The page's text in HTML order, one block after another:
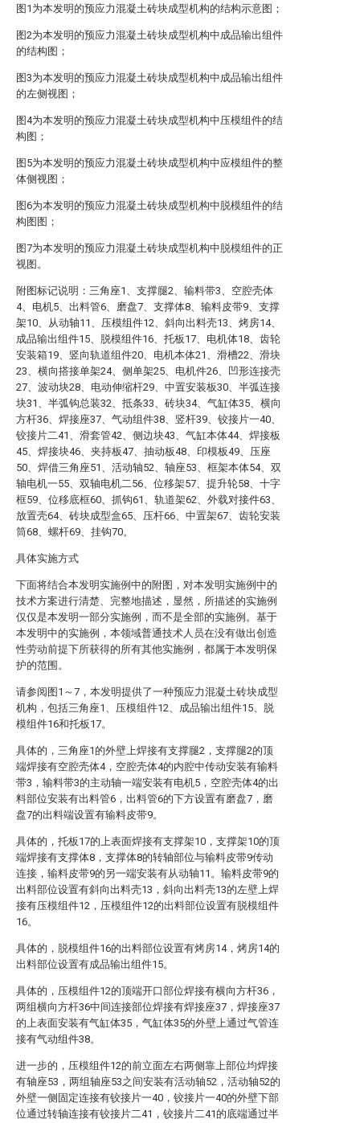
图1为本发明的预应力混凝土砖块成型机构的结构示意图；
图2为本发明的预应力混凝土砖块成型机构中成品输出组件
的结构图；
图3为本发明的预应力混凝土砖块成型机构中成品输出组件
的左侧视图；
图4为本发明的预应力混凝土砖块成型机构中压模组件的结
构图；
图5为本发明的预应力混凝土砖块成型机构中应模组件的整
体侧视图；
图6为本发明的预应力混凝土砖块成型机构中脱模组件的结
构图图；
图7为本发明的预应力混凝土砖块成型机构中脱模组件的正
视图。
附图标记说明：三角座1、支撑腿2、输料带3、空腔壳体
4、电机5、出料管6、磨盘7、支撑体8、输料皮带9、支撑
架10、从动轴11、压模组件12、斜向出料壳13、烤房14、
成品输出组件15、脱模组件16、托板17、电机体18、齿轮
安装箱19、竖向轨道组件20、电机本体21、滑槽22、滑块
23、横向搭接单架24、侧单架25、电机件26、凹形连接壳
27、波动块28、电动伸缩杆29、中置安装板30、半弧连接
块31、半弧钩总装32、抵条33、砖块34、气缸体35、横向
方杆36、焊接座37、气动组件38、竖杆39、铰接片一40、
铰接片二41、滑套管42、侧边块43、气缸本体44、焊接板
45、焊接块46、夹持板47、抽动板48、印模板49、压座
50、焊借三角座51、活动轴52、轴座53、框架本体54、双
轴电机一55、双轴电机二56、位移架57、提升轮58、十字
框59、位移底框60、抓钩61、轨道架62、外载对接件63、
放置壳64、砖块成型盒65、压杆66、中置架67、齿轮安装
筒68、螺杆69、挂钩70。
具体实施方式
下面将结合本发明实施例中的附图，对本发明实施例中的
技术方案进行清楚、完整地描述，显然，所描述的实施例
仅仅是本发明一部分实施例，而不是全部的实施例。基于
本发明中的实施例，本领域普通技术人员在没有做出创造
性劳动前提下所获得的所有其他实施例，都属于本发明保
护的范围。
请参阅图1～7，本发明提供了一种预应力混凝土砖块成型
机构，包括三角座1、压模组件12、成品输出组件15、脱
模组件16和托板17。
具体的，三角座1的外壁上焊接有支撑腿2，支撑腿2的顶
端焊接有空腔壳体4，空腔壳体4的内腔中传动安装有输料
带3，输料带3的主动轴一端安装有电机5，空腔壳体4的出
料部位安装有出料管6，出料管6的下方设置有磨盘7，磨
盘7的出料端设置有输料皮带9。
具体的，托板17的上表面焊接有支撑架10，支撑架10的顶
端焊接有支撑体8，支撑体8的转轴部位与输料皮带9传动
连接，输料皮带9的另一端安装有从动轴11。输料皮带9的
出料部位设置有斜向出料壳13，斜向出料壳13的左壁上焊
接有压模组件12，压模组件12的出料部位设置有脱模组件
16。
具体的，脱模组件16的出料部位设置有烤房14，烤房14的
出料部位设置有成品输出组件15。
具体的，压模组件12的顶端开口部位焊接有横向方杆36，
两组横向方杆36中间连接部位焊接有焊接座37，焊接座37
的上表面安装有气缸体35，气缸体35的外壁上通过气管连
接有气动组件38。
进一步的，压模组件12的前立面左右两侧靠上部位均焊接
有轴座53，两组轴座53之间安装有活动轴52，活动轴52的
外壁一侧固定连接有铰接片一40，铰接片一40的外壁下部
位通过转轴连接有铰接片二41，铰接片二41的底端通过半